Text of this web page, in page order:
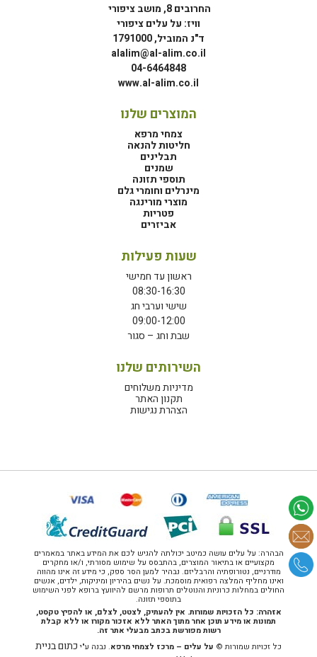
החרובים 8, מושב ציפורי
וויז: על עלים ציפורי
ד"נ המוביל, 1791000
alalim@al-alim.co.il
04-6464848
www.al-alim.co.il
המוצרים שלנו
צמחי מרפא
חליטות להנאה
תבלינים
שמנים
תוספי תזונה
מינרלים וחומרי גלם
מוצרי מורינגה
פטריות
אביזרים
שעות פעילות
ראשון עד חמישי
08:30-16:30
שישי וערבי חג
09:00-12:00
שבת וחג – סגור
השירותים שלנו
מדיניות משלוחים
תקנון האתר
הצהרת נגישות
הבהרה: על עלים עושה כמיטב יכולתה להגיש לכם את המידע באתר במאמרים
מקצועיים או בתיאור המוצרים, בהתבסס על שימוש מסורתי, ו/או מחקרים
מודרניים, נטורופתיה והרבליזם. נבהיר למען הסר ספק, כי מידע זה אינו מהווה
ואינו מחליף המלצה רפואית מוסמכת. על נשים בהיריון ומיניקות, ילדים, אנשים
החולים במחלות כרוניות והנוטלים תרופות מרשם להיוועץ ברופא לפני השימוש
בתוספי תזונה.
אזהרה: כל הזכויות שמורות. אין להעתיק, לצטט, לצלם, או להפיץ טקסט,
תמונות או מידע תוכן אחר מתוך האתר ללא אזכור מקורו או ללא קבלת
רשות מפורשת בכתב מבעלי אתר זה.
כל זכויות שמורות © על עלים – מרכז לצמחי מרפא. נבנה ע"יכתום בניית